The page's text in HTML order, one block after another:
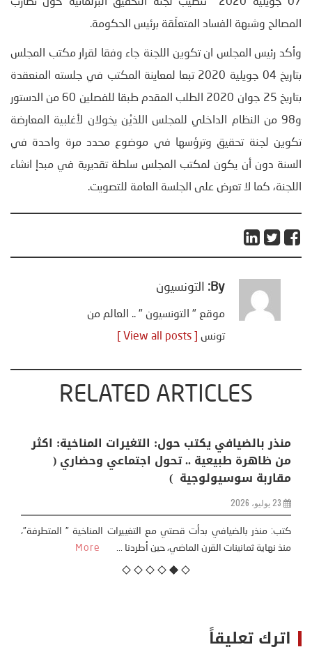
المصالح وشبهة الفساد المتعلّقة برئيس الحكومة.
وأكد رئيس المجلس ان تكوين اللجنة جاء وفقا لقرار مكتب المجلس
بتاريخ 04 جويلية 2020 تبعا لمعاينة المكتب في جلسته المنعقدة
بتاريخ 25 جوان 2020 الطلب المقدم طبقا للفصلين 60 من الدستور
و98 من النظام الداخلي للمجلس اللذيْن يخولان لأغلبية المعارضة
تكوين لجنة تحقيق وترؤسها في موضوع محدد مرة واحدة في
السنة دون أن يكون لمكتب المجلس سلطة تقديرية في مبدإ انشاء
اللجنة، كما لا تعرض على الجلسة العامة للتصويت.
By: التونسيون
موقع " التونسيون " .. العالم من
تونس
RELATED ARTICLES
منذر بالضيافي يكتب حول: التغيرات المناخية: اكثر
من ظاهرة طبيعية .. تحول اجتماعي وحضاري (
مقاربة سوسيولوجية )
23 يوليو، 2026
كتب: منذر بالضيافي بدأت قصتي مع التغييرات المناخية ” المتطرفة”،
منذ نهاية ثمانينات القرن الماضي، حين أطردنا ...
More
اترك تعليقاً